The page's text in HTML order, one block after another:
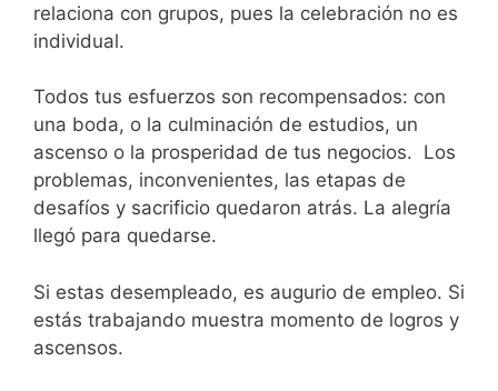
relaciona con grupos, pues la celebración no es
individual.
Todos tus esfuerzos son recompensados: con
una boda, o la culminación de estudios, un
ascenso o la prosperidad de tus negocios. Los
problemas, inconvenientes, las etapas de
desafíos y sacrificio quedaron atrás. La alegría
llegó para quedarse.
Si estas desempleado, es augurio de empleo. Si
estás trabajando muestra momento de logros y
ascensos.